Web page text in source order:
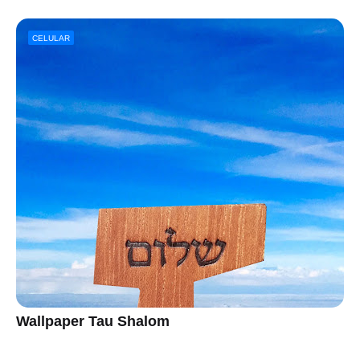
CELULAR
Wallpaper Tau Shalom